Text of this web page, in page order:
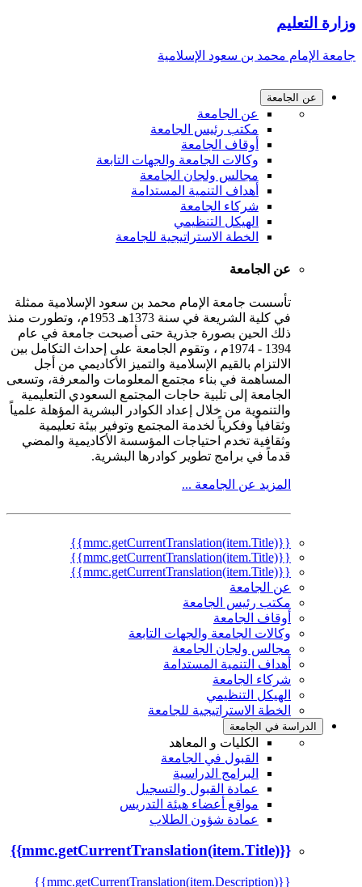
وزارة التعليم
جامعة الإمام محمد بن سعود الإسلامية
عن الجامعة
عن الجامعة
مكتب رئيس الجامعة
أوقاف الجامعة
وكالات الجامعة والجهات التابعة
مجالس ولجان الجامعة
أهداف التنمية المستدامة
شركاء الجامعة
الهيكل التنظيمي
الخطة الاستراتيجية للجامعة
عن الجامعة
تأسست جامعة الإمام محمد بن سعود الإسلامية ممثلة
في كلية الشريعة في سنة 1373هـ 1953م، وتطورت منذ
ذلك الحين بصورة جذرية حتى أصبحت جامعة في عام
1394 - 1974م ، وتقوم الجامعة على إحداث التكامل بين
الالتزام بالقيم الإسلامية والتميز الأكاديمي من أجل
المساهمة في بناء مجتمع المعلومات والمعرفة، وتسعى
الجامعة إلى تلبية حاجات المجتمع السعودي التعليمية
والتنموية من خلال إعداد الكوادر البشرية المؤهلة علمياً
وثقافياً وفكرياً لخدمة المجتمع وتوفير بيئة تعليمية
وثقافية تخدم احتياجات المؤسسة الأكاديمية والمضي
قدماً في برامج تطوير كوادرها البشرية.
المزيد عن الجامعة ...
{{mmc.getCurrentTranslation(item.Title)}}
{{mmc.getCurrentTranslation(item.Title)}}
{{mmc.getCurrentTranslation(item.Title)}}
عن الجامعة
مكتب رئيس الجامعة
أوقاف الجامعة
وكالات الجامعة والجهات التابعة
مجالس ولجان الجامعة
أهداف التنمية المستدامة
شركاء الجامعة
الهيكل التنظيمي
الخطة الاستراتيجية للجامعة
الدراسة في الجامعة
الكليات و المعاهد
القبول في الجامعة
البرامج الدراسية
عمادة القبول والتسجيل
مواقع أعضاء هيئة التدريس
عمادة شؤون الطلاب
{{mmc.getCurrentTranslation(item.Title)}}
{{mmc.getCurrentTranslation(item.Description)}}